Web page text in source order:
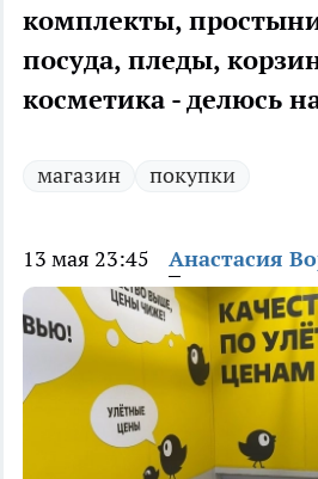
комплекты,
посуда, пледы,
косметика - делюсь
магазин покупки
13 мая 23:45 Анастасия